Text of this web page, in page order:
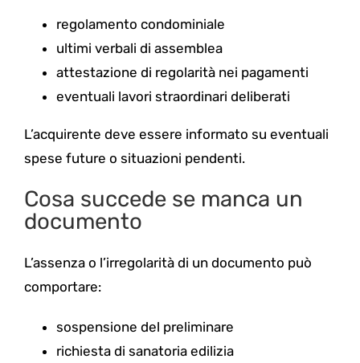
regolamento condominiale
ultimi verbali di assemblea
attestazione di regolarità nei pagamenti
eventuali lavori straordinari deliberati
L’acquirente deve essere informato su eventuali
spese future o situazioni pendenti.
Cosa succede se manca un
documento
L’assenza o l’irregolarità di un documento può
comportare:
sospensione del preliminare
richiesta di sanatoria edilizia